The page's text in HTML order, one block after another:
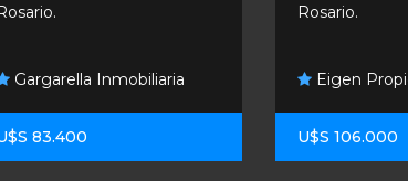
Gargarella Inmobiliaria
83.400
Rosario.
Eigen
U$S 106.000